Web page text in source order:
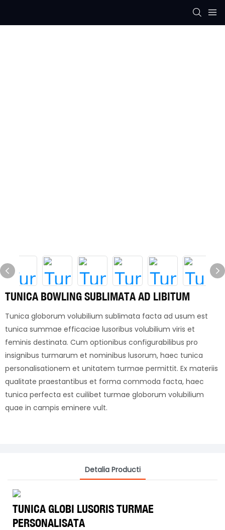
TUNICA BOWLING SUBLIMATA AD LIBITUM
Tunica globorum volubilium sublimata facta ad usum est
tunica summae efficaciae lusoribus volubilium viris et
feminis destinata. Cum optionibus configurabilibus pro
insignibus turmarum et nominibus lusorum, haec tunica
personalisationem et unitatem turmae permittit. Ex materiis
qualitate praestantibus et forma commoda facta, haec
tunica perfecta est cuilibet turmae globorum volubilium
quae in campis eminere vult.
Detalia Producti
TUNICA GLOBI LUSORIS TURMAE
PERSONALISATA